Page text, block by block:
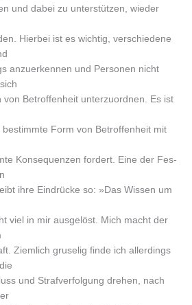
und dabei zu unterstützen, wieder
Hierbei ist es wichtig, verschiedene
anzuerkennen und Personen nicht
von Betroffenheit unterzuordnen. Es ist
Form von Betroffenheit mit
Konsequenzen fordert. Eine der Fes­
ihre Eindrücke so: »Das Wissen um
viel in mir ausgelöst. Mich macht der
Ziemlich gruselig finde ich allerdings
und Strafverfolgung drehen, nach